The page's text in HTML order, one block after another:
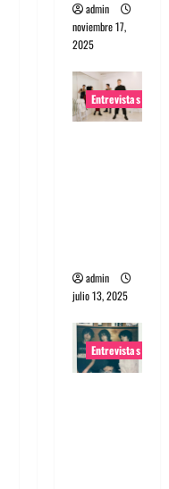
admin
noviembre 17,
2025
Entrevistas
admin
julio 13, 2025
Entrevistas